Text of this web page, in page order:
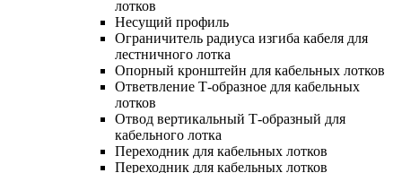
лотков
Несущий профиль
Ограничитель радиуса изгиба кабеля для
лестничного лотка
Опорный кронштейн для кабельных лотков
Ответвление Т-образное для кабельных
лотков
Отвод вертикальный Т-образный для
кабельного лотка
Переходник для кабельных лотков
Переходник для кабельных лотков